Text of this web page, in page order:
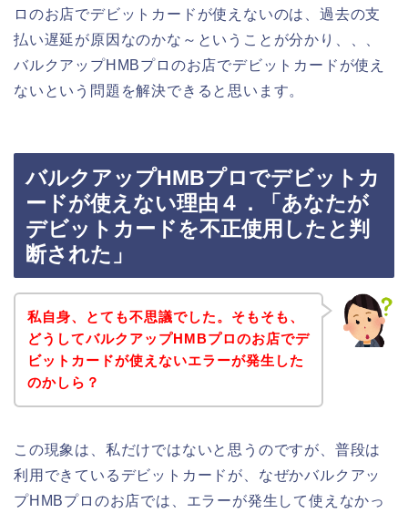
ロのお店でデビットカードが使えないのは、過去の支
払い遅延が原因なのかな～ということが分かり、、、
バルクアップHMBプロのお店でデビットカードが使え
ないという問題を解決できると思います。
バルクアップHMBプロでデビットカ
ードが使えない理由４．「あなたが
デビットカードを不正使用したと判
断された」
私自身、とても不思議でした。そもそも、
どうしてバルクアップHMBプロのお店でデ
ビットカードが使えないエラーが発生した
のかしら？
この現象は、私だけではないと思うのですが、普段は
利用できているデビットカードが、なぜかバルクアッ
プHMBプロのお店では、エラーが発生して使えなかっ